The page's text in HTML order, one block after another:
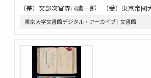
（差）文部次官赤司鷹一郎 （受）東京帝國
東京大学文書館デジタル・アーカイブ | 文書館